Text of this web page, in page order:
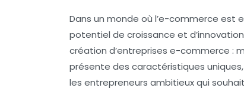
Dans un monde où l’e-commerce est
potentiel de croissance et
création d’entreprises e-commerce :
présente des caractéristiques
les entrepreneurs ambitieux qui